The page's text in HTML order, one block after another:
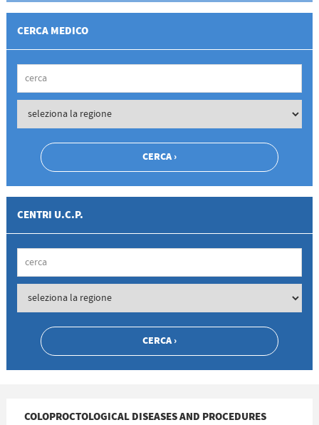
CERCA MEDICO
CENTRI U.C.P.
COLOPROCTOLOGICAL DISEASES AND PROCEDURES